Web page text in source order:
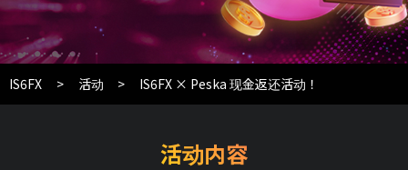
IS6FX 活动 IS6FX × Peska 现金返还活动！
活动内容